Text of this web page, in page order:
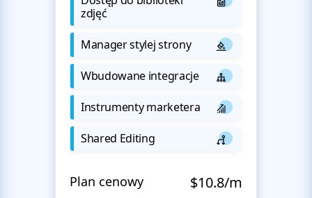
zdjęć
Manager stylej strony
Wbudowane integracje
Instrumenty marketera
Shared Editing
Plan cenowy $10.8/m